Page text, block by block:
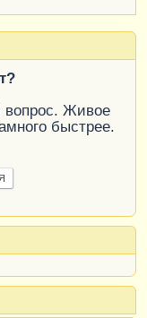
вопрос. Живое
быстрее.